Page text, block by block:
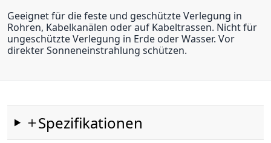
Geeignet für die feste und geschützte Verlegung in
Rohren, Kabelkanälen oder auf Kabeltrassen. Nicht für
ungeschützte Verlegung in Erde oder Wasser. Vor
direkter Sonneneinstrahlung schützen.
Spezifikationen